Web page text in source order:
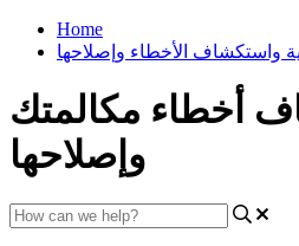
Home
واستكشاف الأخطاء وإصلاحها
أخطاء مكالمتك
وإصلاحها